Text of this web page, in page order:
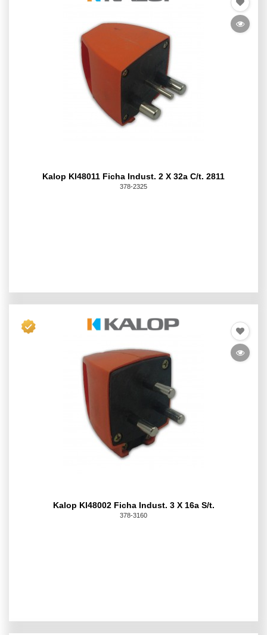
Kalop Kl48011 Ficha Indust. 2 X 32a C/t. 2811
378-2325
Kalop Kl48002 Ficha Indust. 3 X 16a S/t.
378-3160